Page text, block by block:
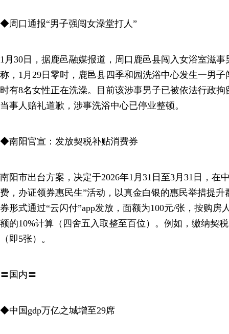
◆周口通报“男子强闯女澡堂打人”
1月30日，据鹿邑融媒报道，周口鹿邑县闯入女浴室滋
称，1月29日零时，鹿邑县四季和园洗浴中心发生一男
时有8名女性正在洗澡。目前该涉事男子已被依法行政
当事人赔礼道歉，涉事洗浴中心已停业整顿。
◆南阳官宣：发放契税补贴消费券
南阳市出台方案，决定于2026年1月31日至3月31日，在
费，办证领券惠民生”活动，以真金白银的惠民举措提
券形式通过“云闪付”app发放，面额为100元/张，按购房
额的10%计算（四舍五入取整至百位）。例如，缴纳契
（即5张）。
〓国内〓
◆中国gdp万亿之城增至29席